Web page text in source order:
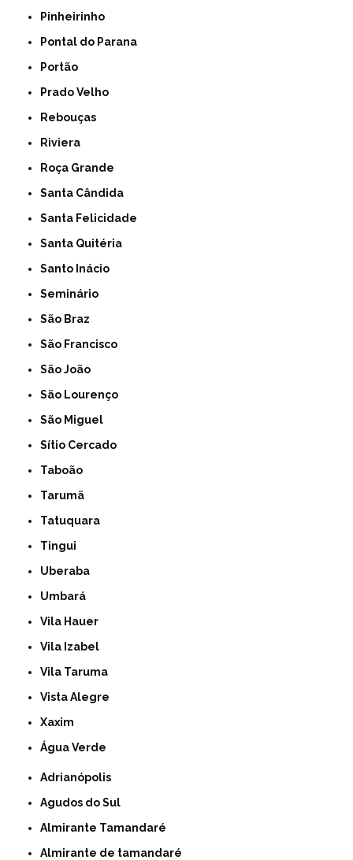
Pinheirinho
Pontal do Parana
Portão
Prado Velho
Rebouças
Riviera
Roça Grande
Santa Cândida
Santa Felicidade
Santa Quitéria
Santo Inácio
Seminário
São Braz
São Francisco
São João
São Lourenço
São Miguel
Sítio Cercado
Taboão
Tarumã
Tatuquara
Tingui
Uberaba
Umbará
Vila Hauer
Vila Izabel
Vila Taruma
Vista Alegre
Xaxim
Água Verde
Adrianópolis
Agudos do Sul
Almirante Tamandaré
Almirante de tamandaré